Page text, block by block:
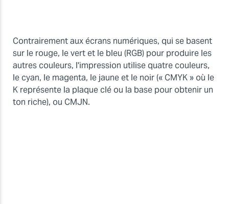
Contrairement aux écrans numériques, qui se basent
sur le rouge, le vert et le bleu (RGB) pour produire les
autres couleurs, l'impression utilise quatre couleurs,
le cyan, le magenta, le jaune et le noir (« CMYK » où le
K représente la plaque clé ou la base pour obtenir un
ton riche), ou CMJN.